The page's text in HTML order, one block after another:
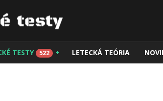
TESTY 522 + LETECKÁ TEÓRIA